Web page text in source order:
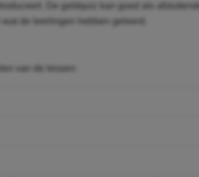
De geldquiz kan goed als afsluitende
de leerlingen hebben geleerd.
van de lessen: